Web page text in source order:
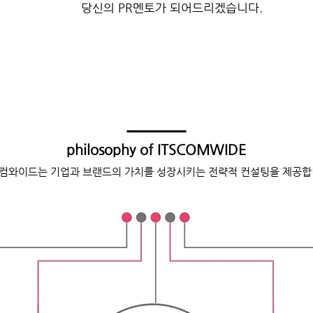
당신의 PR멘토가 되어드리겠습니다.
philosophy of ITSCOMWIDE
와이드는 기업과 브랜드의 가치를 성장시키는 전략적 컨설팅을 제공